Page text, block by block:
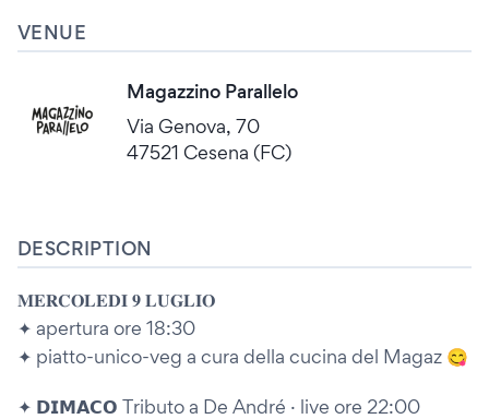
VENUE
Magazzino Parallelo
Via Genova, 70
47521 Cesena (FC)
DESCRIPTION
𝐌𝐄𝐑𝐂𝐎𝐋𝐄𝐃𝐈 𝟗 𝐋𝐔𝐆𝐋𝐈𝐎
✦ apertura ore 18:30
✦ piatto-unico-veg a cura della cucina del Magaz 😋
✦ 𝗗𝗜𝗠𝗔𝗖𝗢 Tributo a De André · live ore 22:00